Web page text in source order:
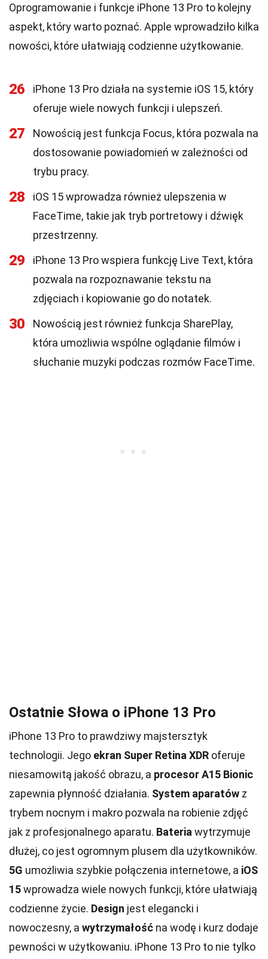
Oprogramowanie i funkcje iPhone 13 Pro to kolejny
aspekt, który warto poznać. Apple wprowadziło kilka
nowości, które ułatwiają codzienne użytkowanie.
26
iPhone 13 Pro działa na systemie iOS 15, który
oferuje wiele nowych funkcji i ulepszeń.
27
Nowością jest funkcja Focus, która pozwala na
dostosowanie powiadomień w zależności od
trybu pracy.
28
iOS 15 wprowadza również ulepszenia w
FaceTime, takie jak tryb portretowy i dźwięk
przestrzenny.
29
iPhone 13 Pro wspiera funkcję Live Text, która
pozwala na rozpoznawanie tekstu na
zdjęciach i kopiowanie go do notatek.
30
Nowością jest również funkcja SharePlay,
która umożliwia wspólne oglądanie filmów i
słuchanie muzyki podczas rozmów FaceTime.
Ostatnie Słowa o iPhone 13 Pro
iPhone 13 Pro to prawdziwy majstersztyk
technologii. Jego ekran Super Retina XDR oferuje
niesamowitą jakość obrazu, a procesor A15 Bionic
zapewnia płynność działania. System aparatów z
trybem nocnym i makro pozwala na robienie zdjęć
jak z profesjonalnego aparatu. Bateria wytrzymuje
dłużej, co jest ogromnym plusem dla użytkowników.
5G umożliwia szybkie połączenia internetowe, a iOS
15wprowadza wiele nowych funkcji, które ułatwiają
codzienne życie. Design jest elegancki i
nowoczesny, a wytrzymałość na wodę i kurz dodaje
pewności w użytkowaniu. iPhone 13 Pro to nie tylko